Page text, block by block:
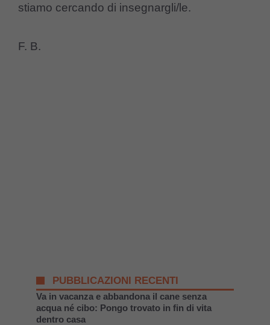
stiamo cercando di insegnargli/le.
F. B.
PUBBLICAZIONI RECENTI
Va in vacanza e abbandona il cane senza
acqua né cibo: Pongo trovato in fin di vita
dentro casa